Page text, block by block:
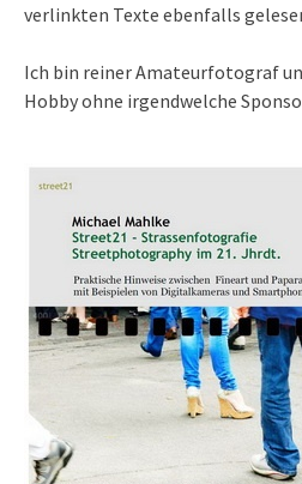
verlinkten Texte ebenfalls
Ich bin reiner Amateurfotograf
Hobby ohne irgendwelche